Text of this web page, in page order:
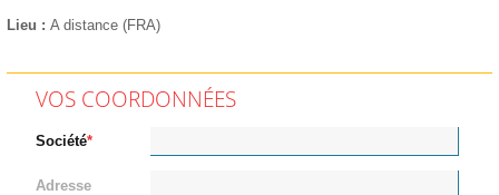
Lieu A distance (FRA)
VOS COORDONNÉES
Société
Adresse